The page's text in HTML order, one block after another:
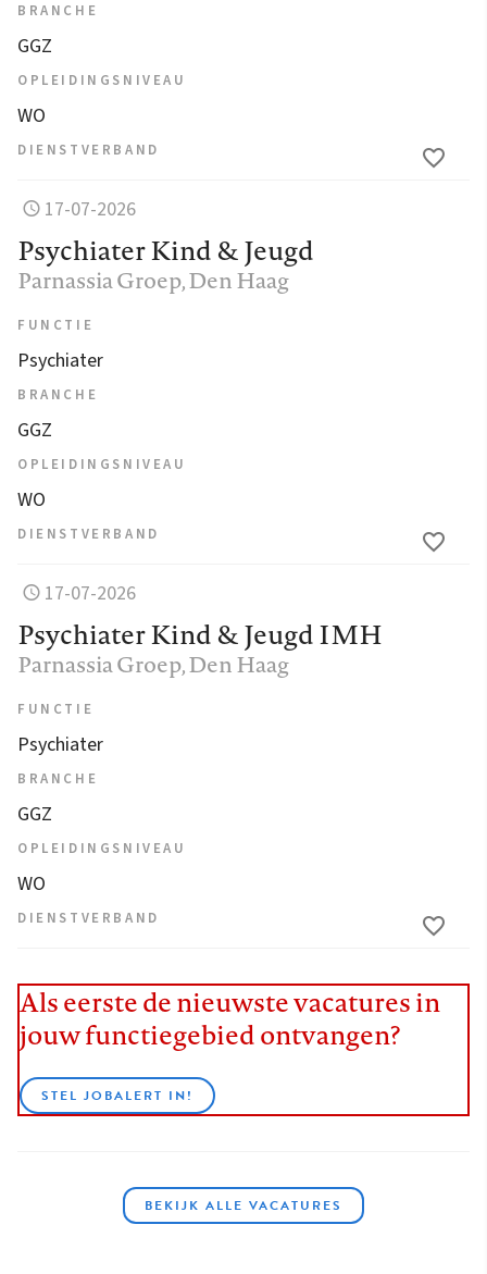
BRANCHE
GGZ
OPLEIDINGSNIVEAU
WO
DIENSTVERBAND
17-07-2026
Psychiater Kind & Jeugd
Parnassia Groep, Den Haag
FUNCTIE
Psychiater
BRANCHE
GGZ
OPLEIDINGSNIVEAU
WO
DIENSTVERBAND
17-07-2026
Psychiater Kind & Jeugd IMH
Parnassia Groep, Den Haag
FUNCTIE
Psychiater
BRANCHE
GGZ
OPLEIDINGSNIVEAU
WO
DIENSTVERBAND
Als eerste de nieuwste vacatures in
jouw functiegebied ontvangen?
STEL JOBALERT IN!
BEKIJK ALLE VACATURES